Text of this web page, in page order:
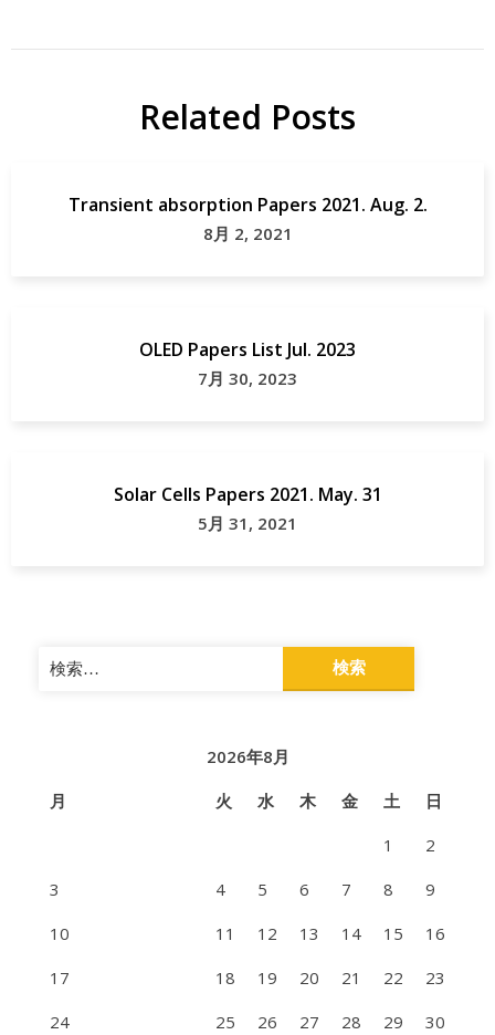
Related Posts
Transient absorption Papers 2021. Aug. 2.
8月 2, 2021
OLED Papers List Jul. 2023
7月 30, 2023
Solar Cells Papers 2021. May. 31
5月 31, 2021
検
索:
2026年8月
月
火 水 木 金 土
日
1
2
3
4 5 6 7 8
9
10
11 12 13 14 15
16
17
18 19 20 21 22
23
24
25 26 27 28 29
30